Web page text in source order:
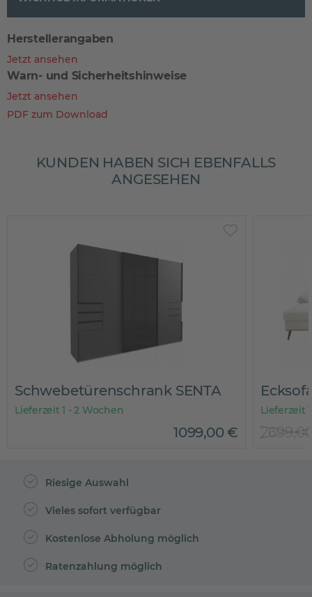
Herstellerangaben
Jetzt ansehen
Warn- und Sicherheitshinweise
Jetzt ansehen
PDF zum Download
KUNDEN HABEN SICH EBENFALLS
ANGESEHEN
Schwebetürenschrank SENTA
Lieferzeit 1 - 2 Wochen
1099,00€
Lieferzeit
Riesige Auswahl
Vieles sofort verfügbar
Kostenlose Abholung möglich
Ratenzahlung möglich